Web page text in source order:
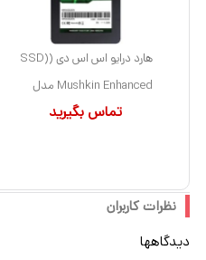
هارد درایو اس اس دی (SSD)
Mushkin Enhanced مدل
تماس بگیرید
نظرات کاربران
دیدگاهها